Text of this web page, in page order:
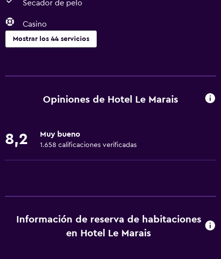
Secador de pelo
Casino
Mostrar los 44 servicios
Wifi gratis
Artículos de aseo gratis
Acondicionador
Opiniones de Hotel Le Marais
8,2 Muy bueno
1.658 calificaciones verificadas
Información de reserva de habitaciones
en Hotel Le Marais